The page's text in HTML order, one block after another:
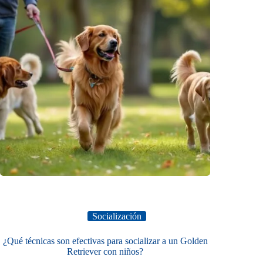
Socialización
¿Qué técnicas son efectivas para socializar a un Golden
Retriever con niños?